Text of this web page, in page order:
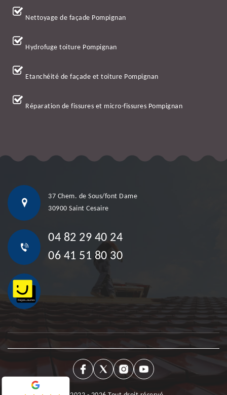
Nettoyage de façade Pompignan
Hydrofuge toiture Pompignan
Etanchéité de façade et toiture Pompignan
Réparation de fissures et micro-fissures Pompignan
37 Chem. de Sous/font Dame
30900 Saint Cesaire
04 82 29 40 24
06 41 51 80 30